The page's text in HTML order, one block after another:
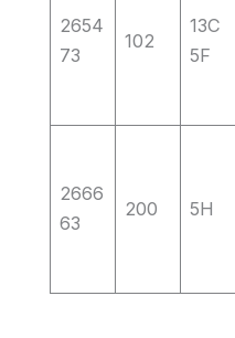
2654
73
102
13C
5F
2666
63
200 5H